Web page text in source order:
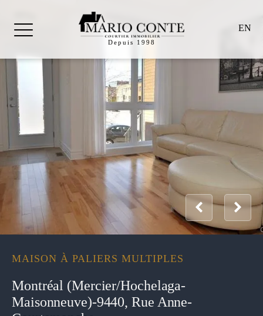
Depuis 1998
EN
MAISON À PALIERS MULTIPLES
Montréal (Mercier/Hochelaga-
Maisonneuve)-9440, Rue Anne-